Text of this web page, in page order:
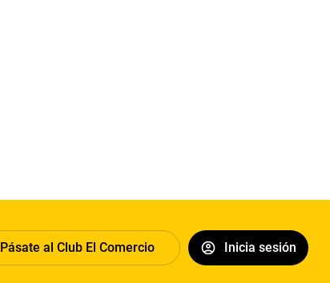
Pásate al Club El Comercio Inicia sesión